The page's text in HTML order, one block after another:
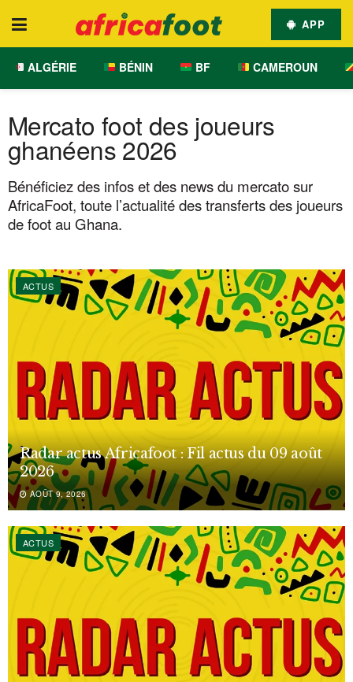
APP
ALGÉRIE BÉNIN BF CAMEROUN
Mercato foot des joueurs
ghanéens 2026
Bénéficiez des infos et des news du mercato sur
AfricaFoot, toute l’actualité des transferts des joueurs
de foot au Ghana.
ACTUS
Radar actus Africafoot : Fil actus du 09 août
2026
AOÛT 9, 2026
ACTUS